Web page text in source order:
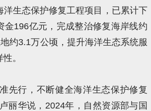
洋生态保护修复工程项目，已累计下
金196亿元，完成整治修复海岸线约
约3.1万公顷，提升海洋生态系统服
。
先行，不断健全海洋生态保护修复
丽华说，2024年，自然资源部与国